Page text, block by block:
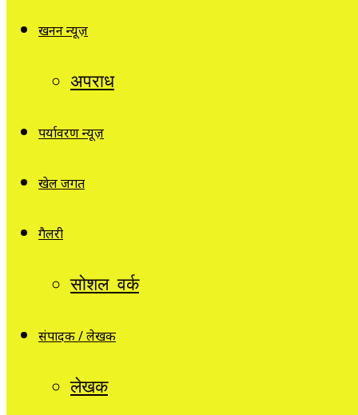
खनन न्यूज़
अपराध
पर्यावरण न्यूज़
खेल जगत
गैलरी
सोशल वर्क
संपादक / लेखक
लेखक